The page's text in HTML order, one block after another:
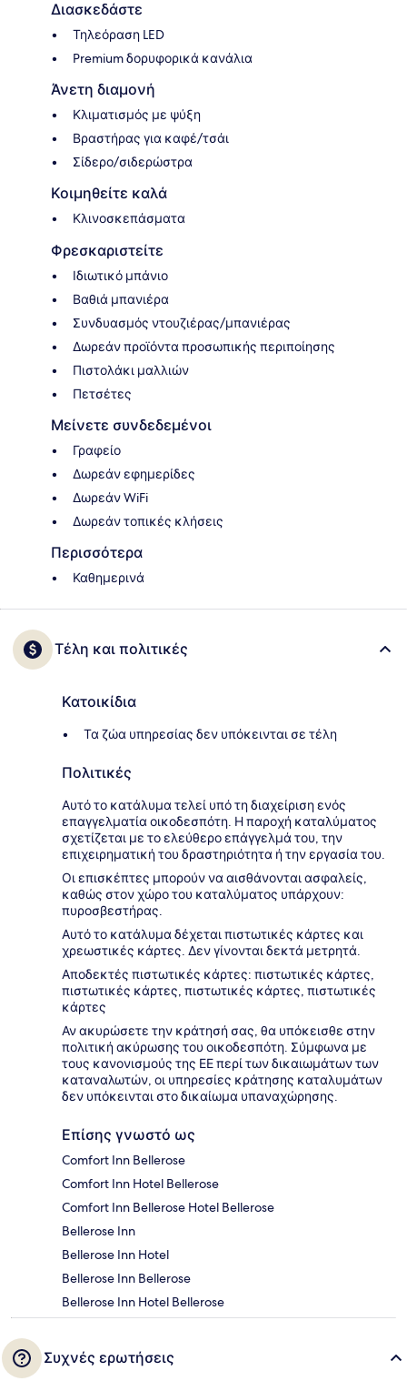
Διασκεδάστε
Τηλεόραση LED
Premium δορυφορικά κανάλια
Άνετη διαμονή
Κλιματισμός με ψύξη
Βραστήρας για καφέ/τσάι
Σίδερο/σιδερώστρα
Κοιμηθείτε καλά
Κλινοσκεπάσματα
Φρεσκαριστείτε
Ιδιωτικό μπάνιο
Βαθιά μπανιέρα
Συνδυασμός ντουζιέρας/μπανιέρας
Δωρεάν προϊόντα προσωπικής περιποίησης
Πιστολάκι μαλλιών
Πετσέτες
Μείνετε συνδεδεμένοι
Γραφείο
Δωρεάν εφημερίδες
Δωρεάν WiFi
Δωρεάν τοπικές κλήσεις
Περισσότερα
Καθημερινά
Τέλη και πολιτικές
Κατοικίδια
Τα ζώα υπηρεσίας δεν υπόκεινται σε τέλη
Πολιτικές
Αυτό το κατάλυμα τελεί υπό τη διαχείριση ενός
επαγγελματία οικοδεσπότη. Η παροχή καταλύματος
σχετίζεται με το ελεύθερο επάγγελμά του, την
επιχειρηματική του δραστηριότητα ή την εργασία του.
Οι επισκέπτες μπορούν να αισθάνονται ασφαλείς,
καθώς στον χώρο του καταλύματος υπάρχουν:
πυροσβεστήρας.
Αυτό το κατάλυμα δέχεται πιστωτικές κάρτες και
χρεωστικές κάρτες. Δεν γίνονται δεκτά μετρητά.
Αποδεκτές πιστωτικές κάρτες: πιστωτικές κάρτες,
πιστωτικές κάρτες, πιστωτικές κάρτες, πιστωτικές
κάρτες
Αν ακυρώσετε την κράτησή σας, θα υπόκεισθε στην
πολιτική ακύρωσης του οικοδεσπότη. Σύμφωνα με
τους κανονισμούς της ΕΕ περί των δικαιωμάτων των
καταναλωτών, οι υπηρεσίες κράτησης καταλυμάτων
δεν υπόκεινται στο δικαίωμα υπαναχώρησης.
Επίσης γνωστό ως
Comfort Inn Bellerose
Comfort Inn Hotel Bellerose
Comfort Inn Bellerose Hotel Bellerose
Bellerose Inn
Bellerose Inn Hotel
Bellerose Inn Bellerose
Bellerose Inn Hotel Bellerose
Συχνές ερωτήσεις